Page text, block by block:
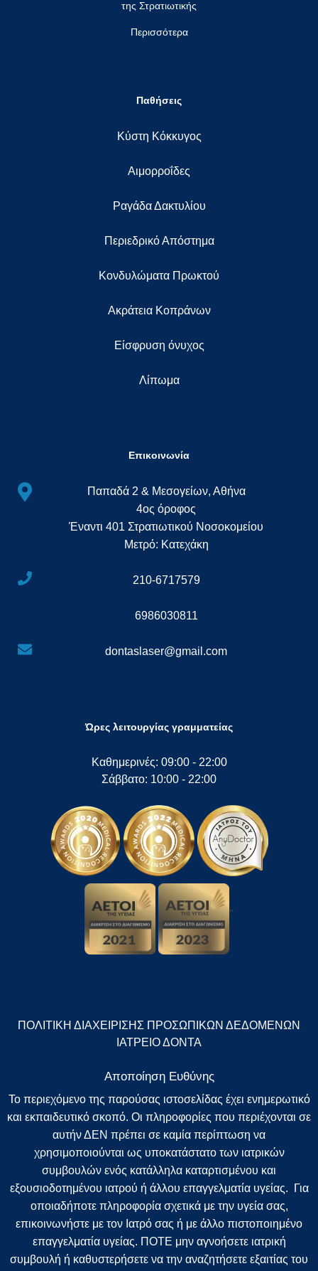
της Στρατιωτικής
Περισσότερα
Παθήσεις
Κύστη Κόκκυγος
Αιμορροΐδες
Ραγάδα Δακτυλίου
Περιεδρικό Απόστημα
Κονδυλώματα Πρωκτού
Ακράτεια Κοπράνων
Eίσφρυση όνυχος
Λίπωμα
Επικοινωνία
Παπαδά 2 & Μεσογείων, Αθήνα
4ος όροφος
Έναντι 401 Στρατιωτικού Νοσοκομείου
Μετρό: Κατεχάκη
210-6717579
6986030811
dontaslaser@gmail.com
Ώρες λειτουργίας γραμματείας
Καθημερινές: 09:00 - 22:00
Σάββατο: 10:00 - 22:00
"
ΠΟΛΙΤΙΚΗ ΔΙΑΧΕΙΡΙΣΗΣ ΠΡΟΣΩΠΙΚΩΝ ΔΕΔΟΜΕΝΩΝ
ΙΑΤΡΕΙΟ ΔΟΝΤΑ
Αποποίηση Ευθύνης
Το περιεχόμενο της παρούσας ιστοσελίδας έχει ενημερωτικό
και εκπαιδευτικό σκοπό. Οι πληροφορίες που περιέχονται σε
αυτήν ΔΕΝ πρέπει σε καμία περίπτωση να
χρησιμοποιούνται ως υποκατάστατο των ιατρικών
συμβουλών ενός κατάλληλα καταρτισμένου και
εξουσιοδοτημένου ιατρού ή άλλου επαγγελματία υγείας. Για
οποιαδήποτε πληροφορία σχετικά με την υγεία σας,
επικοινωνήστε με τον Ιατρό σας ή με άλλο πιστοποιημένο
επαγγελματία υγείας. ΠΟΤΕ μην αγνοήσετε ιατρική
συμβουλή ή καθυστερήσετε να την αναζητήσετε εξαιτίας του